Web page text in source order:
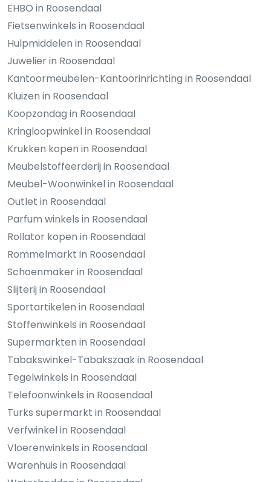
EHBO in Roosendaal
Fietsenwinkels in Roosendaal
Hulpmiddelen in Roosendaal
Juwelier in Roosendaal
Kantoormeubelen-Kantoorinrichting in Roosendaal
Kluizen in Roosendaal
Koopzondag in Roosendaal
Kringloopwinkel in Roosendaal
Krukken kopen in Roosendaal
Meubelstoffeerderij in Roosendaal
Meubel-Woonwinkel in Roosendaal
Outlet in Roosendaal
Parfum winkels in Roosendaal
Rollator kopen in Roosendaal
Rommelmarkt in Roosendaal
Schoenmaker in Roosendaal
Slijterij in Roosendaal
Sportartikelen in Roosendaal
Stoffenwinkels in Roosendaal
Supermarkten in Roosendaal
Tabakswinkel-Tabakszaak in Roosendaal
Tegelwinkels in Roosendaal
Telefoonwinkels in Roosendaal
Turks supermarkt in Roosendaal
Verfwinkel in Roosendaal
Vloerenwinkels in Roosendaal
Warenhuis in Roosendaal